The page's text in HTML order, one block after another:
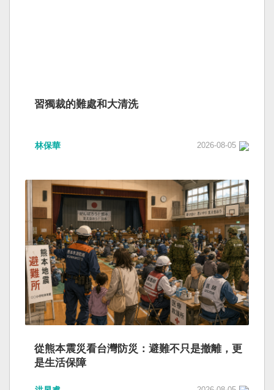
習獨裁的難處和大清洗
林保華 2026-08-05
從熊本震災看台灣防災：避難不只是撤離，更
是生活保障